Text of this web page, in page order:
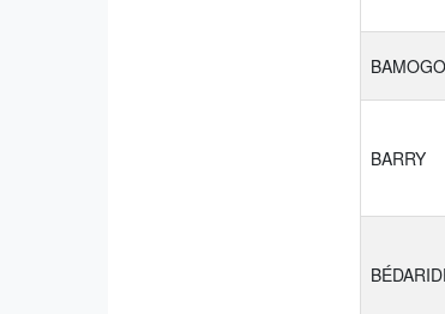
BAMOGO
BARRY